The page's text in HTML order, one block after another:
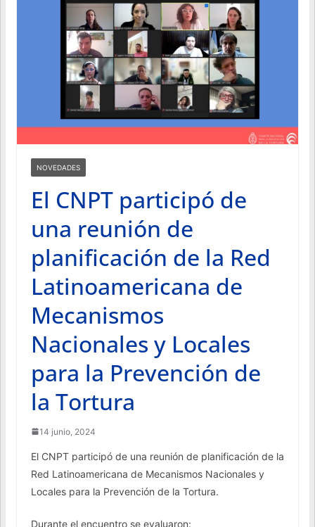
NOVEDADES
El CNPT participó de
una reunión de
planificación de la Red
Latinoamericana de
Mecanismos
Nacionales y Locales
para la Prevención de
la Tortura
14 junio, 2024
El CNPT participó de una reunión de planificación de la
Red Latinoamericana de Mecanismos Nacionales y
Locales para la Prevención de la Tortura.
Durante el encuentro se evaluaron: